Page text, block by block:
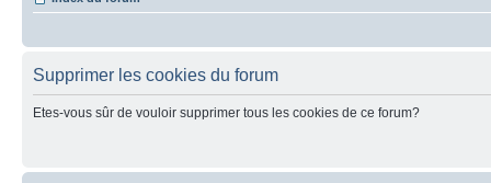
Supprimer les cookies du forum
Etes-vous sûr de vouloir supprimer tous les cookies de ce forum?